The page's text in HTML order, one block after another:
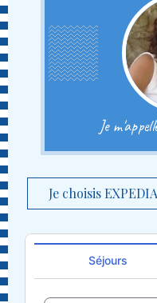
Je
Je choisis